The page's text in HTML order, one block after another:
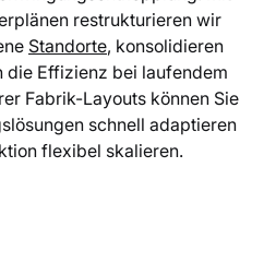
restrukturieren wir
Standorte, konsolidieren
Effizienz bei laufendem
Fabrik-Layouts können Sie
schnell adaptieren
flexibel skalieren.